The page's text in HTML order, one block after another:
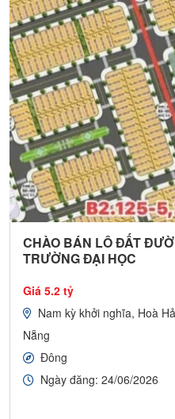
CHÀO BÁN LÔ ĐẤT
TRƯỜNG ĐẠI HỌC
Giá 5.2 tỷ
Nam kỳ khởi nghĩa, Hoà
Nẵng
Đông
Ngày đăng: 24/06/2026